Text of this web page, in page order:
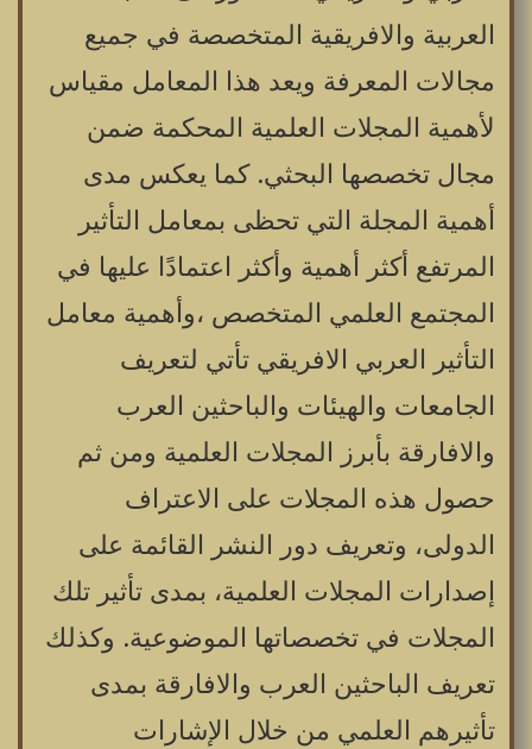
العربية والافريقية المتخصصة في جميع
مجالات المعرفة ويعد هذا المعامل مقياس
لأهمية المجلات العلمية المحكمة ضمن
مجال تخصصها البحثي. كما يعكس مدى
أهمية المجلة التي تحظى بمعامل التأثير
المرتفع أكثر أهمية وأكثر اعتمادًا عليها في
المجتمع العلمي المتخصص ،وأهمية معامل
التأثير العربي الافريقي تأتي لتعريف
الجامعات والهيئات والباحثين العرب
والافارقة بأبرز المجلات العلمية ومن ثم
حصول هذه المجلات على الاعتراف
الدولى، وتعريف دور النشر القائمة على
إصدارات المجلات العلمية، بمدى تأثير تلك
المجلات في تخصصاتها الموضوعية. وكذلك
تعريف الباحثين العرب والافارقة بمدى
تأثيرهم العلمي من خلال الإشارات